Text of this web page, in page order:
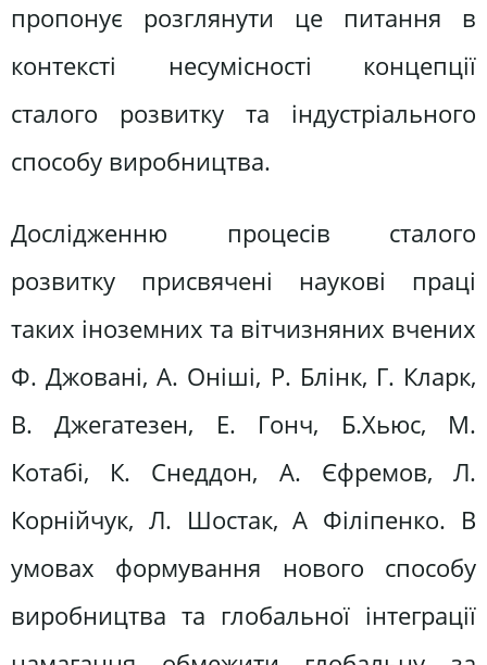
пропонує розглянути це питання в
контексті несумісності концепції
сталого розвитку та індустріального
способу виробництва.
Дослідженню процесів сталого
розвитку присвячені наукові праці
таких іноземних та вітчизняних вчених
Ф. Джовані, А. Оніші, Р. Блінк, Г. Кларк,
В. Джегатезен, Е. Гонч, Б.Хьюс, М.
Котабі, К. Снеддон, А. Єфремов, Л.
Корнійчук, Л. Шостак, А Філіпенко. В
умовах формування нового способу
виробництва та глобальної інтеграції